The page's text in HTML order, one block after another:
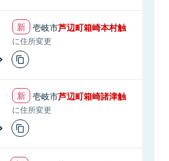
壱岐市芦辺町箱崎本村触
に住所変更
壱岐市芦辺町箱崎諸津触
に住所変更